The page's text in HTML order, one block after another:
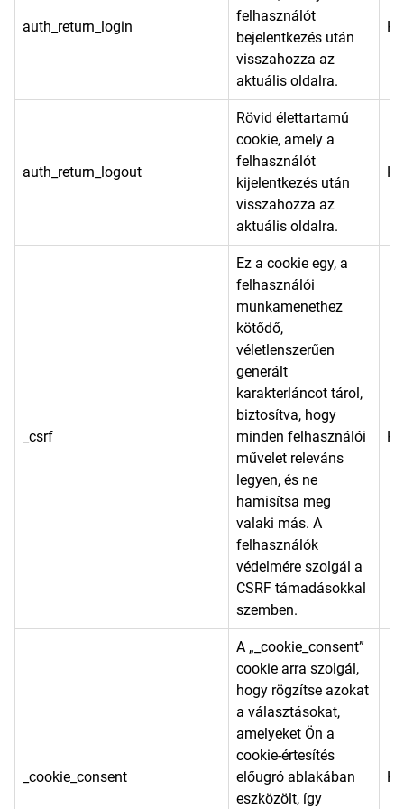
auth_return_login
felhasználót
bejelentkezés után
visszahozza az
aktuális oldalra.
auth_return_logout
Rövid élettartamú
cookie, amely a
felhasználót
kijelentkezés után
visszahozza az
aktuális oldalra.
_csrf
Ez a cookie egy, a
felhasználói
munkamenethez
kötődő,
véletlenszerűen
generált
karakterláncot tárol,
biztosítva, hogy
minden felhasználói
művelet releváns
legyen, és ne
hamisítsa meg
valaki más. A
felhasználók
védelmére szolgál a
CSRF támadásokkal
szemben.
_cookie_consent
A „_cookie_consent”
cookie arra szolgál,
hogy rögzítse azokat
a választásokat,
amelyeket Ön a
cookie-értesítés
előugró ablakában
eszközölt, így